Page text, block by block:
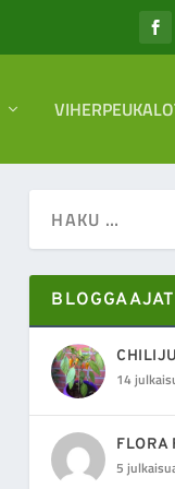
BLOGGAAJAT
14
FLORA
5